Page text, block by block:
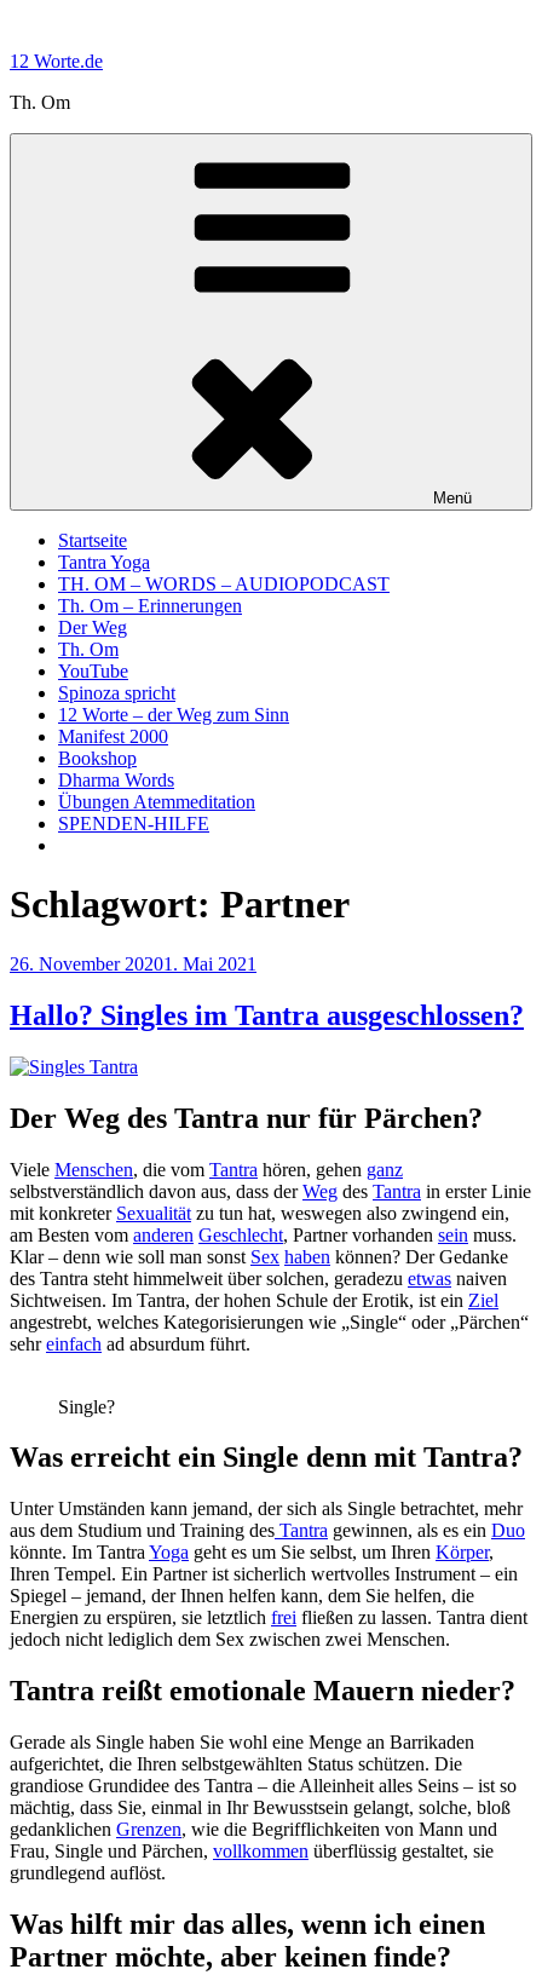
springen
12 Worte.de
Th. Om
Menü
Startseite
Tantra Yoga
TH. OM – WORDS – AUDIOPODCAST
Th. Om – Erinnerungen
Der Weg
Th. Om
YouTube
Spinoza spricht
12 Worte – der Weg zum Sinn
Manifest 2000
Bookshop
Dharma Words
Übungen Atemmeditation
SPENDEN-HILFE
Schlagwort: Partner
Veröffentlicht
26. November 20201. Mai 2021
Hallo? Singles im Tantra ausgeschlossen?
Der Weg des Tantra nur für Pärchen?
Viele Menschen, die vom Tantra hören, gehen ganz
selbstverständlich davon aus, dass derWeg des Tantra in erster Linie
mit konkreter Sexualität zu tun hat, weswegen also zwingend ein,
am Besten vom anderen Geschlecht, Partner vorhanden sein muss.
Klar – denn wie soll man sonst Sex haben können? Der Gedanke
des Tantra steht himmelweit über solchen, geradezu etwas naiven
Sichtweisen. Im Tantra, der hohen Schule der Erotik, ist ein Ziel
angestrebt, welches Kategorisierungen wie „Single“ oder „Pärchen“
sehreinfach ad absurdum führt.
Single?
Was erreicht ein Single denn mit Tantra?
Unter Umständen kann jemand, der sich als Single betrachtet, mehr
aus dem Studium und Training des Tantra gewinnen, als es ein Duo
könnte. Im Tantra Yoga geht es um Sie selbst, um Ihren Körper,
Ihren Tempel. Ein Partner ist sicherlich wertvolles Instrument – ein
Spiegel – jemand, der Ihnen helfen kann, dem Sie helfen, die
Energien zu erspüren, sie letztlich frei fließen zu lassen. Tantra dient
jedoch nicht lediglich dem Sex zwischen zwei Menschen.
Tantra reißt emotionale Mauern nieder?
Gerade als Single haben Sie wohl eine Menge an Barrikaden
aufgerichtet, die Ihren selbstgewählten Status schützen. Die
grandiose Grundidee des Tantra – die Alleinheit alles Seins – ist so
mächtig, dass Sie, einmal in Ihr Bewusstsein gelangt, solche, bloß
gedanklichen Grenzen, wie die Begrifflichkeiten von Mann und
Frau, Single und Pärchen, vollkommen überflüssig gestaltet, sie
grundlegend auflöst.
Was hilft mir das alles, wenn ich einen
Partner möchte, aber keinen finde?